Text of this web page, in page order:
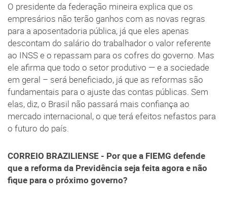
O presidente da federação mineira explica que os
empresários não terão ganhos com as novas regras
para a aposentadoria pública, já que eles apenas
descontam do salário do trabalhador o valor referente
ao INSS e o repassam para os cofres do governo. Mas
ele afirma que todo o setor produtivo — e a sociedade
em geral – será beneficiado, já que as reformas são
fundamentais para o ajuste das contas públicas. Sem
elas, diz, o Brasil não passará mais confiança ao
mercado internacional, o que terá efeitos nefastos para
o futuro do país.
CORREIO BRAZILIENSE - Por que a FIEMG defende
que a reforma da Previdência seja feita agora e não
fique para o próximo governo?